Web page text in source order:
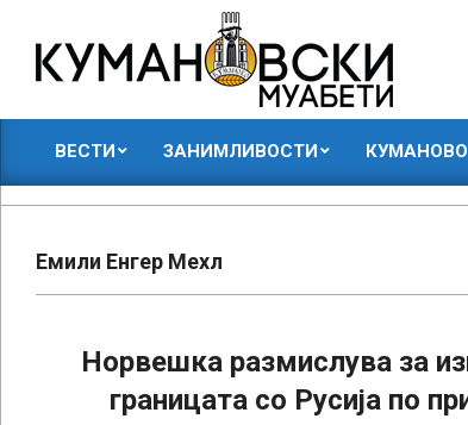
content
КУМАНОВСКИ
МУАБЕТИ
ВЕСТИ ЗАНИМЛИВОСТИ КУМАНОВО
Емили Енгер Мехл
Норвешка размислува за
границата со Русија по